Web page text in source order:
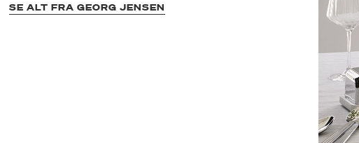
SE ALT FRA GEORG JENSEN